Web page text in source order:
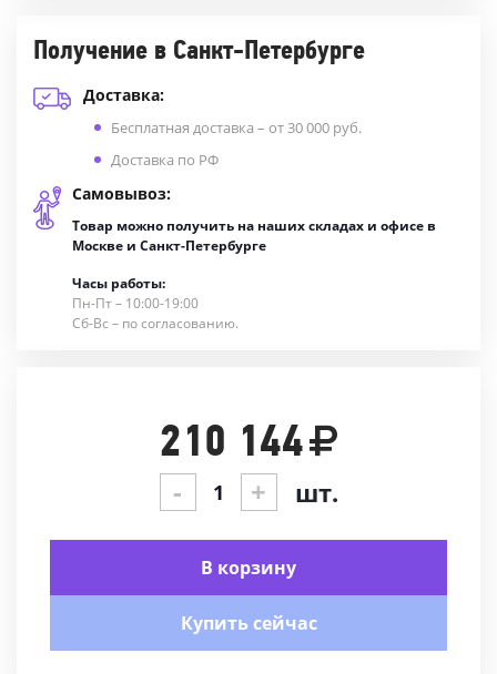
Получение в Санкт-Петербурге
Доставка:
Бесплатная доставка – от 30 000 руб.
Доставка по РФ
Самовывоз:
Товар можно получить на наших складах и офисе в
Москве и Санкт-Петербурге
Часы работы:
Пн-Пт – 10:00-19:00
Сб-Вс – по согласованию.
210 144
- + шт.
В корзину
Купить сейчас